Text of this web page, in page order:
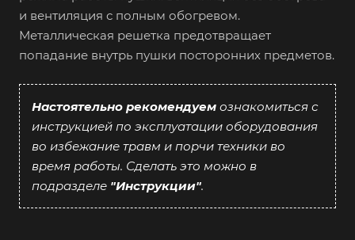
и вентиляция с полным обогревом.
Металлическая решетка предотвращает
попадание внутрь пушки посторонних предметов.
Настоятельно рекомендуем ознакомиться с
инструкцией по эксплуатации оборудования
во избежание травм и порчи техники во
время работы. Сделать это можно в
подразделе "Инструкции".